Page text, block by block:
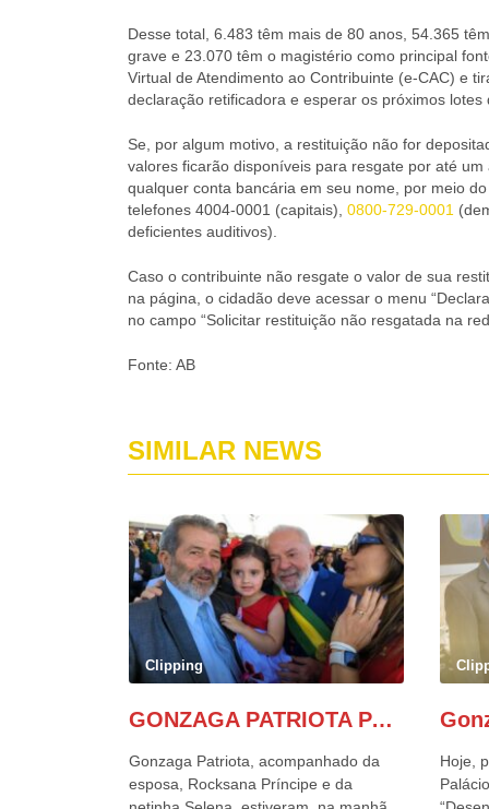
Desse total, 6.483 têm mais de 80 anos, 54.365
grave e 23.070 têm o magistério como principal
Virtual de Atendimento ao Contribuinte (e-CAC) e
declaração retificadora e esperar os próximos lotes
Se, por algum motivo, a restituição não for
valores ficarão disponíveis para resgate por até
qualquer conta bancária em seu nome, por meio
telefones 4004-0001 (capitais), 0800-729-0001
deficientes auditivos).
Caso o contribuinte não resgate o valor de sua
na página, o cidadão deve acessar o menu
no campo “Solicitar restituição não resgatada na
Fonte: AB
SIMILAR NEWS
Clipping
GONZAGA PATRIOTA PARTICIPA DO DESFILE DA INDEPENDÊNCIA NO PALANQUE DA PRESIDÊNCIA DA REPÚBLICA E É ABRAÇADO POR LULA E POR GERALDO ALCKMIN.
Gonzaga Patriota, acompanhado da
esposa, Rocksana Príncipe e da
Hoje,